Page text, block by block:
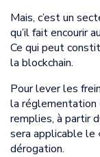
Mais, c’est un
qu’il fait encourir
Ce qui peut
la blockchain.
Pour lever les
la réglementation
remplies, à partir
sera applicable le
dérogation.